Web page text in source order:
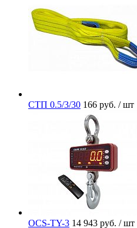
СТП 0.5/3/30 166 руб. / шт
OCS-TY-3 14 943 руб. / шт